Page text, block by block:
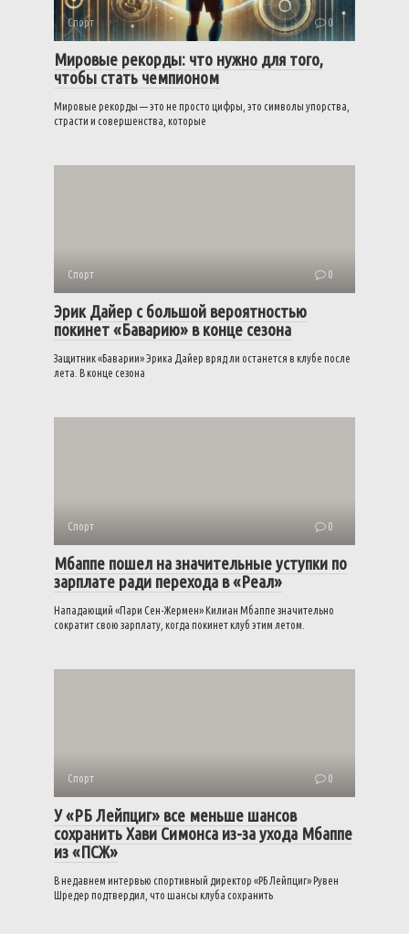
Спорт 0
Мировые рекорды: что нужно для того,
чтобы стать чемпионом
Мировые рекорды — это не просто цифры, это символы упорства,
страсти и совершенства, которые
Спорт 0
Эрик Дайер с большой вероятностью
покинет «Баварию» в конце сезона
Защитник «Баварии» Эрика Дайер вряд ли останется в клубе после
лета. В конце сезона
Спорт 0
Мбаппе пошел на значительные уступки по
зарплате ради перехода в «Реал»
Нападающий «Пари Сен-Жермен» Килиан Мбаппе значительно
сократит свою зарплату, когда покинет клуб этим летом.
Спорт 0
У «РБ Лейпциг» все меньше шансов
сохранить Хави Симонса из-за ухода Мбаппе
из «ПСЖ»
В недавнем интервью спортивный директор «РБ Лейпциг» Рувен
Шредер подтвердил, что шансы клуба сохранить